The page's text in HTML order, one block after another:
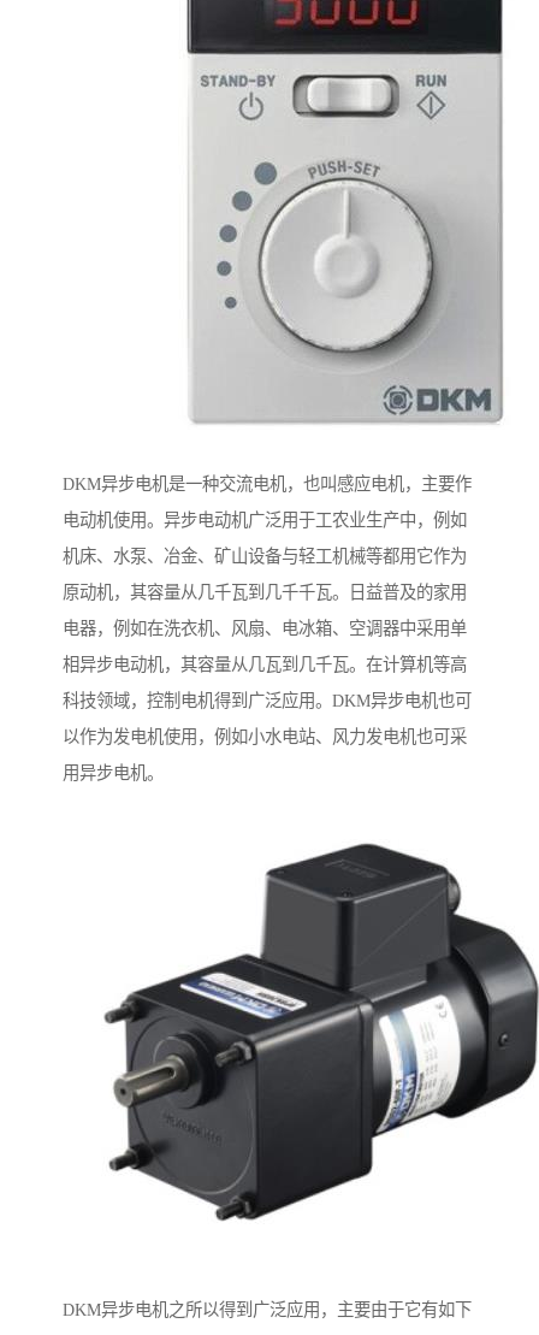
DKM异步电机是一种交流电机，也叫感应电机，主要作
电动机使用。异步电动机广泛用于工农业生产中，例如
机床、水泵、冶金、矿山设备与轻工机械等都用它作为
原动机，其容量从几千瓦到几千千瓦。日益普及的家用
电器，例如在洗衣机、风扇、电冰箱、空调器中采用单
相异步电动机，其容量从几瓦到几千瓦。在计算机等高
科技领域，控制电机得到广泛应用。DKM异步电机也可
以作为发电机使用，例如小水电站、风力发电机也可采
用异步电机。
DKM异步电机之所以得到广泛应用，主要由于它有如下